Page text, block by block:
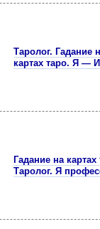
Таролог. Гадание
картах таро. Я —
Гадание на
Таролог. Я